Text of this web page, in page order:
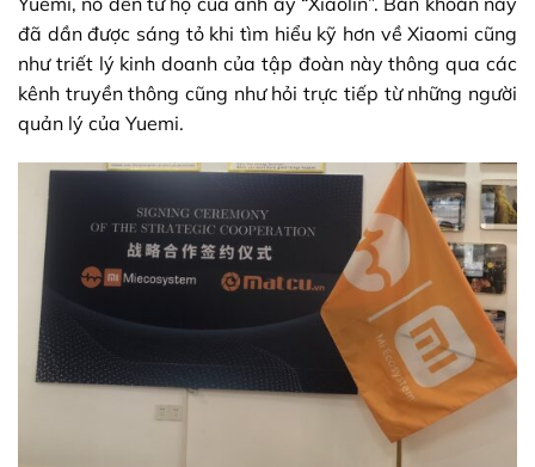
đã dần được sáng tỏ khi tìm hiểu kỹ hơn về Xiaomi cũng
như triết lý kinh doanh của tập đoàn này thông qua các
kênh truyền thông cũng như hỏi trực tiếp từ những người
quản lý của Yuemi.